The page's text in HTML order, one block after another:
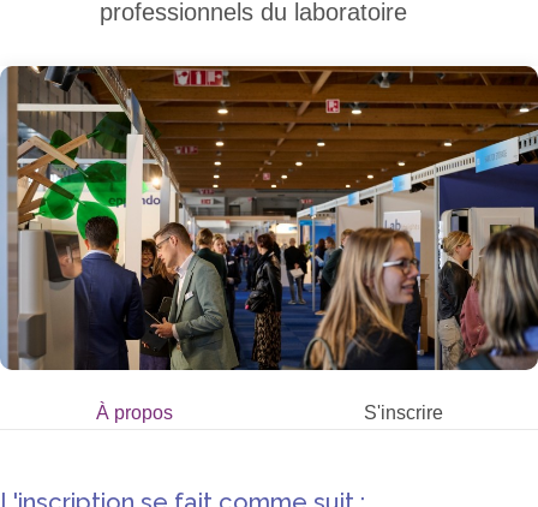
professionnels du laboratoire
À propos S'inscrire